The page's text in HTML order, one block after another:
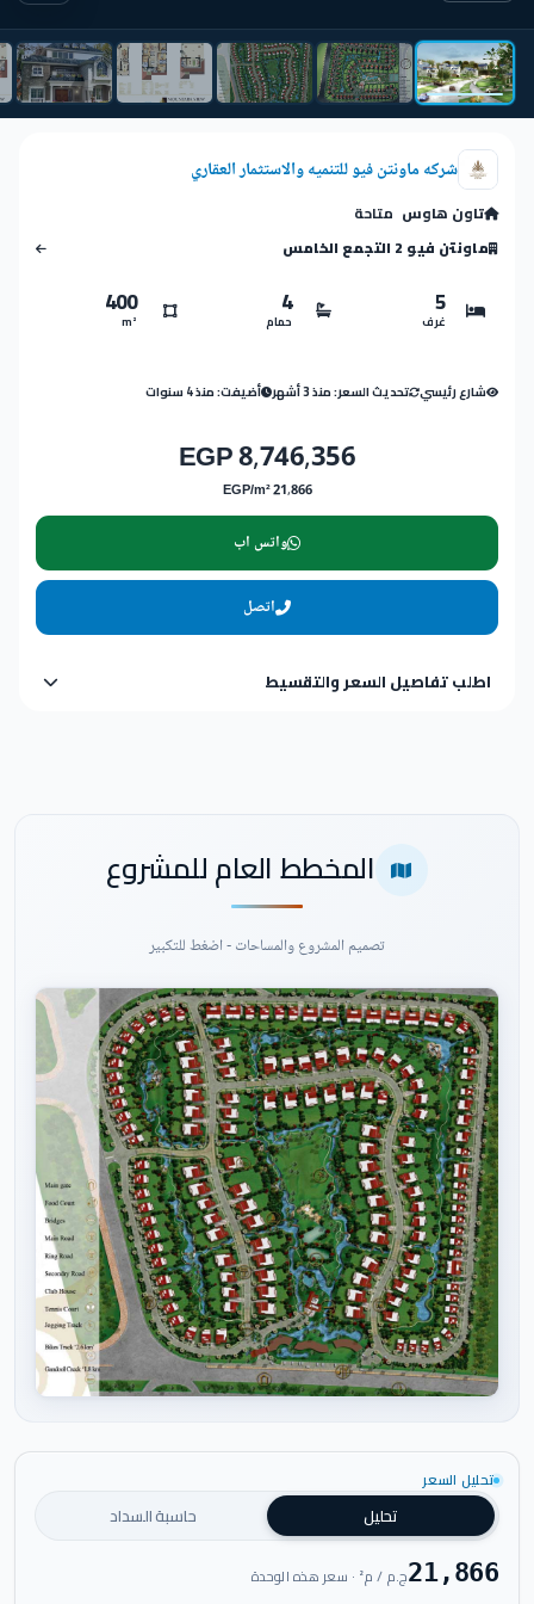
شركه ماونتن فيو للتنميه والاستثمار العقاري
تاون هاوس متاحة
ماونتن فيو 2 التجمع الخامس
5
غرف
4
حمام
400
m²
شارع رئيسي تحديث السعر: منذ 3 أشهر أضيفت: منذ 4 سنوات
8,746,356 EGP
21,866 EGP/m²
واتس اب
اتصل
اطلب تفاصيل السعر والتقسيط
المخطط العام للمشروع
تصميم المشروع والمساحات - اضغط للتكبير
تحليل السعر
تحليل حاسبة السداد
21,866ج.م / م² · سعر هذه الوحدة